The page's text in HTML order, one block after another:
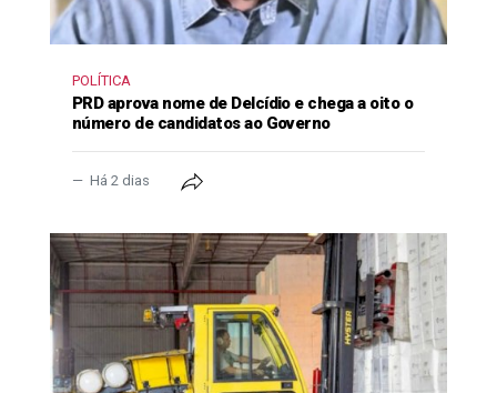
POLÍTICA
PRD aprova nome de Delcídio e chega a oito o
número de candidatos ao Governo
Há 2 dias